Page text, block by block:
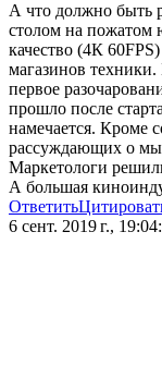
А что должно быть
столом на пожатом
качество (4К
магазинов
первое
прошло после
намечается. Кроме
рассуждающих о
Маркетологи
А большая
Ответить
6 сент. 2019 г.,